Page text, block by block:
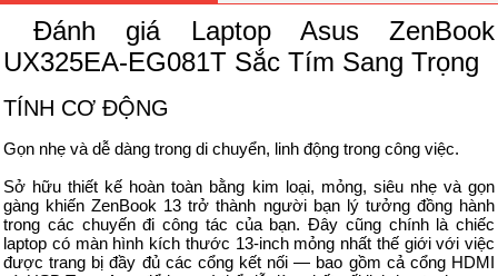
Đánh giá Laptop Asus ZenBook
UX325EA-EG081T Sắc Tím Sang Trọng
TÍNH CƠ ĐỘNG
Gọn nhẹ và dễ dàng trong di chuyển, linh động trong công việc.
Sở hữu thiết kế hoàn toàn bằng kim loại, mỏng, siêu nhẹ và gọn
gàng khiến ZenBook 13 trở thành người bạn lý tưởng đồng hành
trong các chuyến đi công tác của bạn. Đây cũng chính là chiếc
laptop có màn hình kích thước 13-inch mỏng nhất thế giới với việc
được trang bị đầy đủ các cổng kết nối — bao gồm cả cổng HDMI